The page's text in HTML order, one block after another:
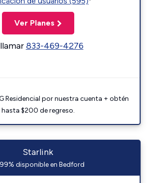
Ver Planes
833-469-4276
Residencial por nuestra cuenta + obtén
hasta $200 de regreso.
Starlink
99% disponible en Bedford